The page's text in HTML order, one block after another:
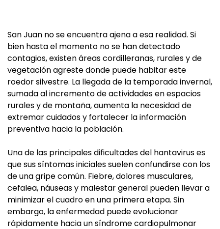
San Juan no se encuentra ajena a esa realidad. Si
bien hasta el momento no se han detectado
contagios, existen áreas cordilleranas, rurales y de
vegetación agreste donde puede habitar este
roedor silvestre. La llegada de la temporada invernal,
sumada al incremento de actividades en espacios
rurales y de montaña, aumenta la necesidad de
extremar cuidados y fortalecer la información
preventiva hacia la población.
Una de las principales dificultades del hantavirus es
que sus síntomas iniciales suelen confundirse con los
de una gripe común. Fiebre, dolores musculares,
cefalea, náuseas y malestar general pueden llevar a
minimizar el cuadro en una primera etapa. Sin
embargo, la enfermedad puede evolucionar
rápidamente hacia un síndrome cardiopulmonar